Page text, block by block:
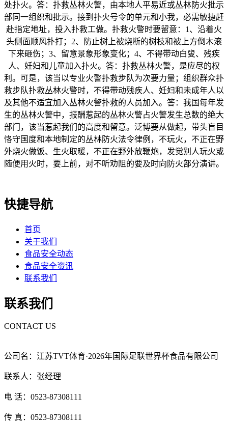
处扑火。答：扑救丛林火警，由本地人平易近或丛林防火批示
部同一组织和批示。接到扑火号令的单元和小我，必需敏捷赶
赴指定地址，投入扑救工做。扑救火警时要留意：1、沿着火
头侧面顺风扑打；2、防止树上被烧断的树枝和被上方倒木滚
下来砸伤；3、留意景象形象变化；4、不得带动白叟、残疾
人、妊妇和儿童加入扑火。答：扑救丛林火警，是应尽的权
利。可是，该当以专业火警扑救步队为次要力量；组织群众扑
救步队扑救丛林火警时，不得带动残疾人、妊妇和未成年人以
及其他不适宜加入丛林火警扑救的人员加入。答：我国每年发
生的丛林火警中，报酬惹起的丛林火警占火警发生总数的绝大
部门，该当惹起我们的高度和留意。泛博要从做起，带头盲目
恪守国度和本地制定的丛林防火法令律例，不玩火，不正在野
外烧火做饭、生火取暖，不正在野外放鞭炮，发觉别人玩火或
随便用火时，要上前，对不听劝阻的要及时向防火部分演讲。
快捷导航
首页
关于我们
食品安全动态
食品安全资讯
联系我们
联系我们
CONTACT US
公司名：江苏TVT体育·2026年国际足联世界杯食品有限公司
联系人：张经理
电 话：0523-87308111
传 真：0523-87308111